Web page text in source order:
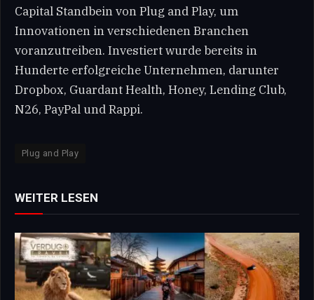
Capital Standbein von Plug and Play, um
Innovationen in verschiedenen Branchen
voranzutreiben. Investiert wurde bereits in
Hunderte erfolgreiche Unternehmen, darunter
Dropbox, Guardant Health, Honey, Lending Club,
N26, PayPal und Rappi.
Plug and Play
WEITER LESEN